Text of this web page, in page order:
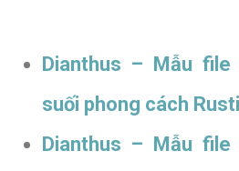
Dianthus – Mẫu
suối phong cách
Dianthus – Mẫu